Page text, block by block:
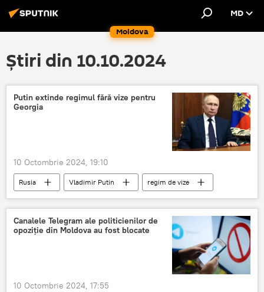
Moldova
MD
Știri din 10.10.2024
Putin extinde regimul fără vize pentru
Georgia
10 Octombrie 2024, 19:10
Rusia Vladimir Putin
regim de vize
Georgia
Canalele Telegram ale politicienilor de
opoziție din Moldova au fost blocate
10 Octombrie 2024, 17:55